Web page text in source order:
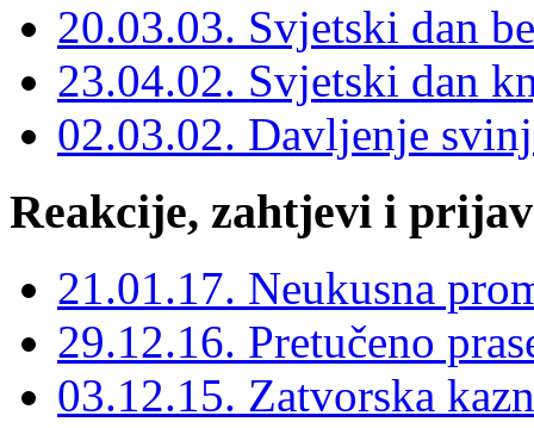
20.03.03. Svjetski dan
23.04.02. Svjetski dan
02.03.02. Davljenje
Reakcije, zahtjevi i
21.01.17. Neukusna
29.12.16. Pretučeno
03.12.15. Zatvorska